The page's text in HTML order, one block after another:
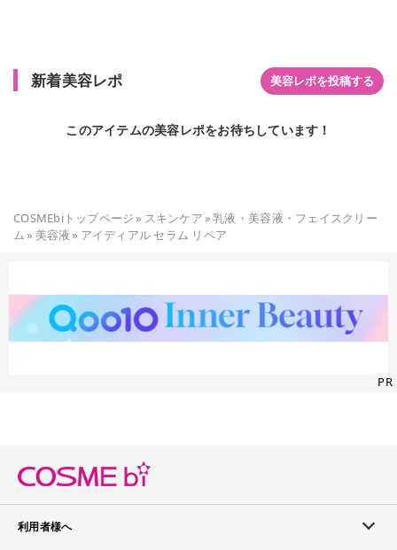
新着美容レポ 美容レポを投稿する
このアイテムの美容レポをお待ちしています！
COSMEbiトップページ» スキンケア»乳液・美容液・フェイスクリー
ム» 美容液» アイディアル セラム リペア
PR
利用者様へ